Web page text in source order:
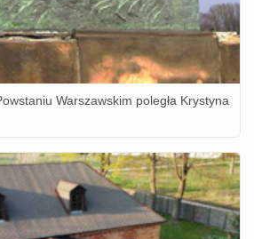
Warszawskim poległa Krystyna